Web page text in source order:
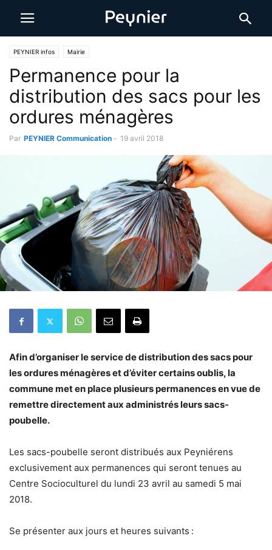
PEYNIER infos Mairie
Permanence pour la
distribution des sacs pour les
ordures ménagères
Par PEYNIER Communication - 19 avril 2018
Afin d’organiser le service de distribution des sacs pour
les ordures ménagères et d’éviter certains oublis, la
commune met en place plusieurs permanences en vue de
remettre directement aux administrés leurs sacs-
poubelle.
Les sacs-poubelle seront distribués aux Peyniérens
exclusivement aux permanences qui seront tenues au
Centre Socioculturel du lundi 23 avril au samedi 5 mai
2018.
Se présenter aux jours et heures suivants :